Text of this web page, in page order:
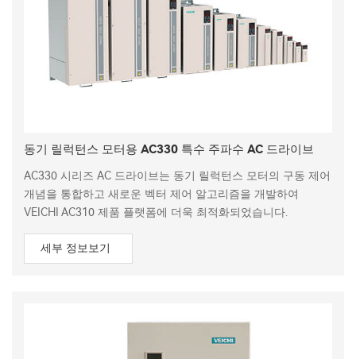
동기 릴럭턴스 모터용 AC330 특수 주파수 AC 드라이브
AC330 시리즈 AC 드라이브는 동기 릴럭턴스 모터의 구동 제어
개념을 통합하고 새로운 벡터 제어 알고리즘을 개발하여
VEICHI AC310 제품 플랫폼에 더욱 최적화되었습니다.
세부 정보보기